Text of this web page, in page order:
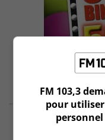
FM 103,3
pour utiliser